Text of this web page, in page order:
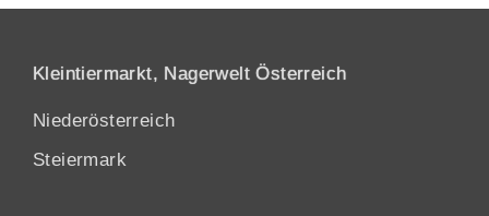
Kleintiermarkt, Nagerwelt Österreich
Niederösterreich
Steiermark